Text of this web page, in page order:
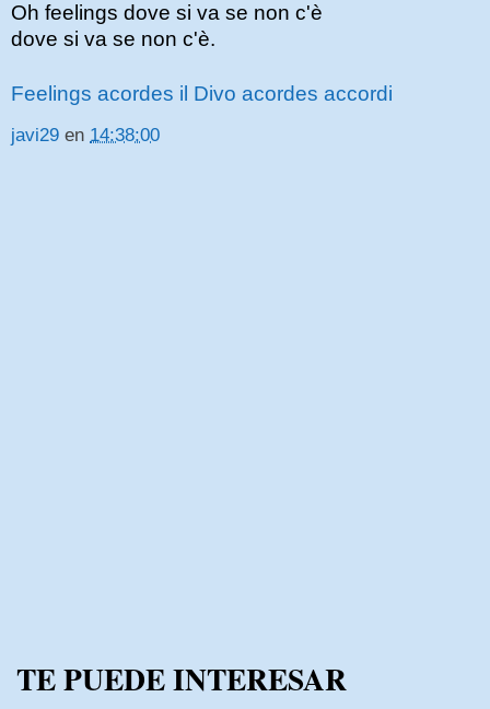
Oh feelings dove si va se non c'è
dove si va se non c'è.
Feelings acordes il Divo acordes accordi
javi29 en 14:38:00
TE PUEDE INTERESAR